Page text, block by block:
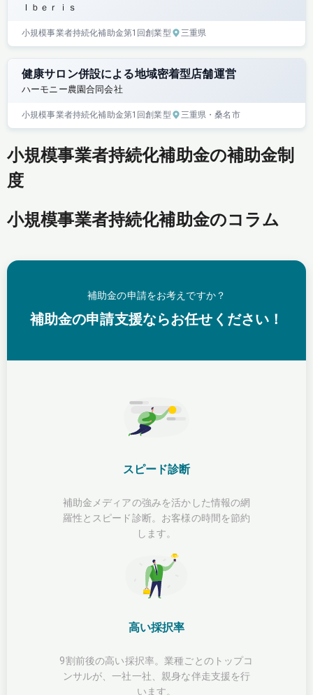
Ｉｂｅｒｉｓ
小規模事業者持続化補助金第1回創業型 三重県
健康サロン併設による地域密着型店舗運営
ハーモニー農園合同会社
小規模事業者持続化補助金第1回創業型 三重県 ・桑名市
小規模事業者持続化補助金の補助金制
度
小規模事業者持続化補助金のコラム
補助金の申請をお考えですか？
補助金の申請支援ならお任せください！
スピード診断
補助金メディアの強みを活かした情報の網
羅性とスピード診断。お客様の時間を節約
します。
高い採択率
9割前後の高い採択率。業種ごとのトップコ
ンサルが、一社一社、親身な伴走支援を行
います。